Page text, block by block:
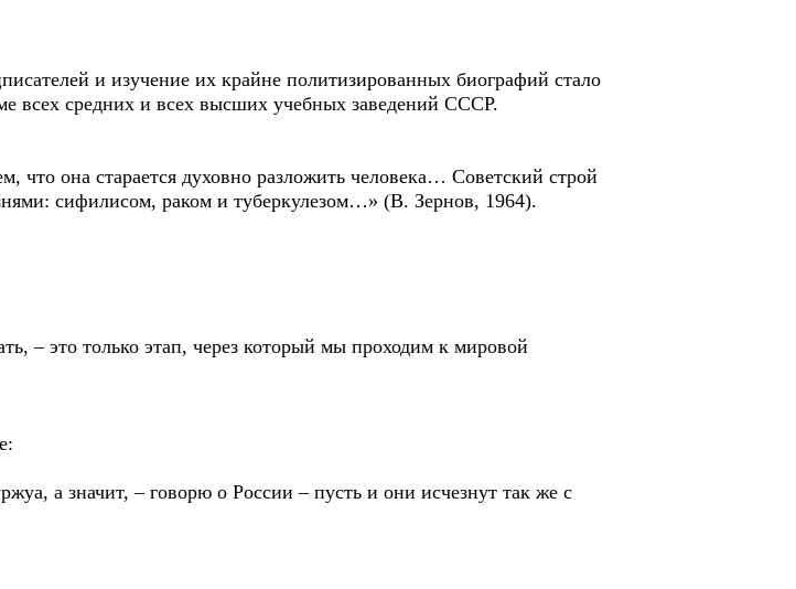
и изучение их крайне политизированных биографий стало
всех средних и всех высших учебных заведений СССР.
что она старается духовно разложить человека… Советский строй
сифилисом, раком и туберкулезом…» (В. Зернов, 1964).
– это только этап, через который мы проходим к мировой
а значит, – говорю о России – пусть и они исчезнут так же с